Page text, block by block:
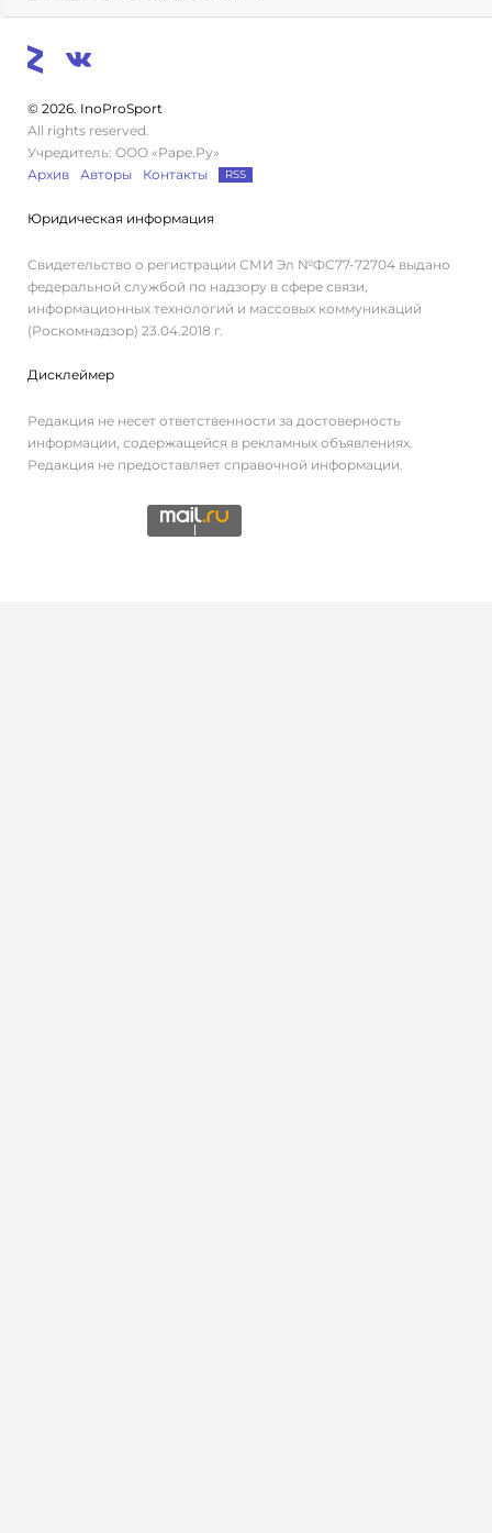
© 2026. InoProSport
All rights reserved.
Учредитель: ООО «Раре.Ру»
Архив
Авторы Контакты RSS
Юридическая информация
Свидетельство о регистрации СМИ Эл №ФС77-72704 выдано
федеральной службой по надзору в сфере связи,
информационных технологий и массовых коммуникаций
(Роскомнадзор) 23.04.2018 г.
Дисклеймер
Редакция не несет ответственности за достоверность
информации, содержащейся в рекламных объявлениях.
Редакция не предоставляет справочной информации.